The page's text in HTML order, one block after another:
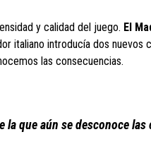
y calidad del juego. El
italiano introducía dos nuevos
las consecuencias.
que aún se desconoce las